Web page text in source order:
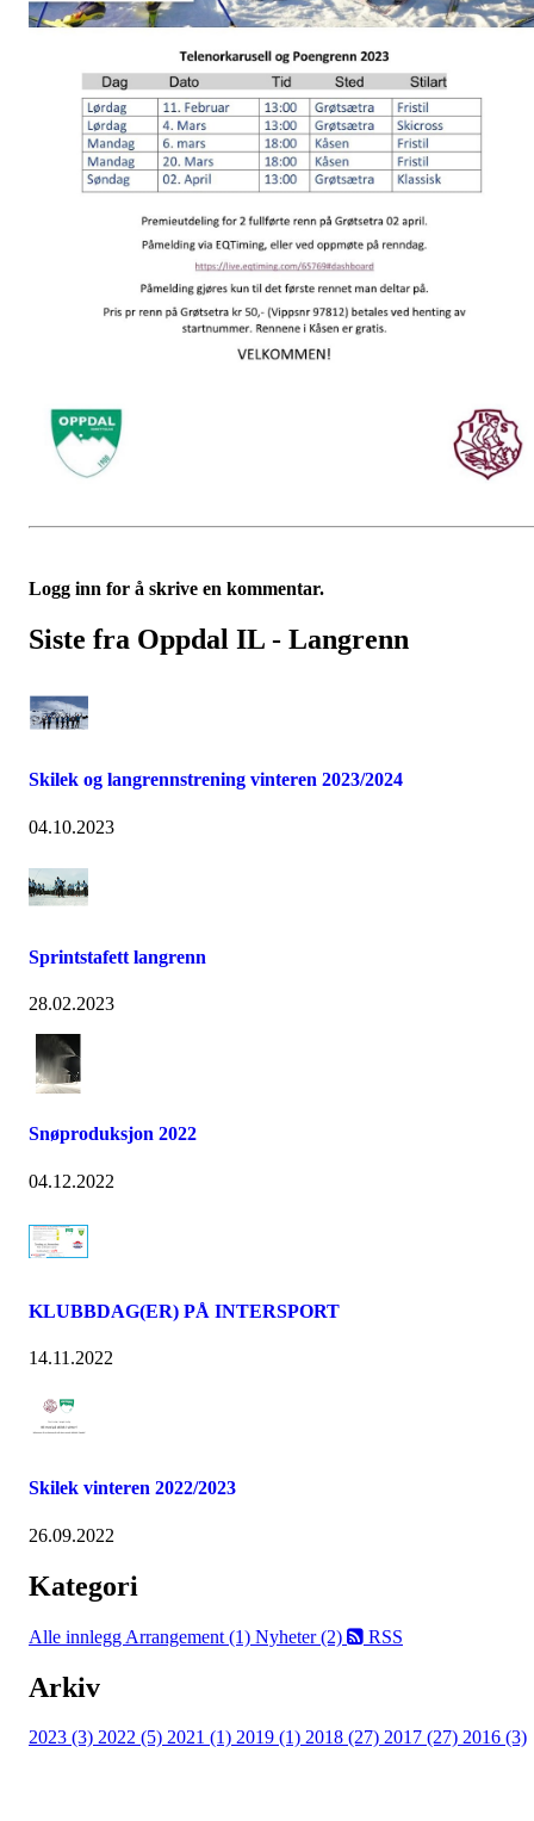
Logg inn for å skrive en kommentar.
Siste fra Oppdal IL - Langrenn
Skilek og langrennstrening vinteren 2023/2024
04.10.2023
Sprintstafett langrenn
28.02.2023
Snøproduksjon 2022
04.12.2022
KLUBBDAG(ER) PÅ INTERSPORT
14.11.2022
Skilek vinteren 2022/2023
26.09.2022
Kategori
Alle innlegg Arrangement (1) Nyheter (2) RSS
Arkiv
2023 (3) 2022 (5) 2021 (1) 2019 (1) 2018 (27) 2017 (27) 2016 (3)